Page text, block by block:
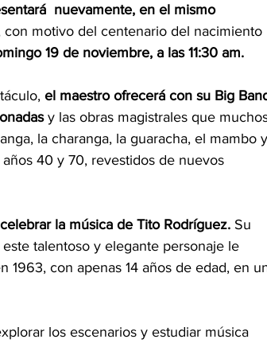
nuevamente, en el mismo
con motivo del centenario del nacimiento
19 de noviembre, a las 11:30 am.
el maestro ofrecerá con su Big
y las obras magistrales que
la charanga, la guaracha, el mambo y
40 y 70, revestidos de nuevos
la música de Tito Rodríguez. Su
talentoso y elegante personaje le
con apenas 14 años de edad, en
los escenarios y estudiar música